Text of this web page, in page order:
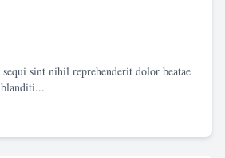
sint nihil reprehenderit dolor beatae